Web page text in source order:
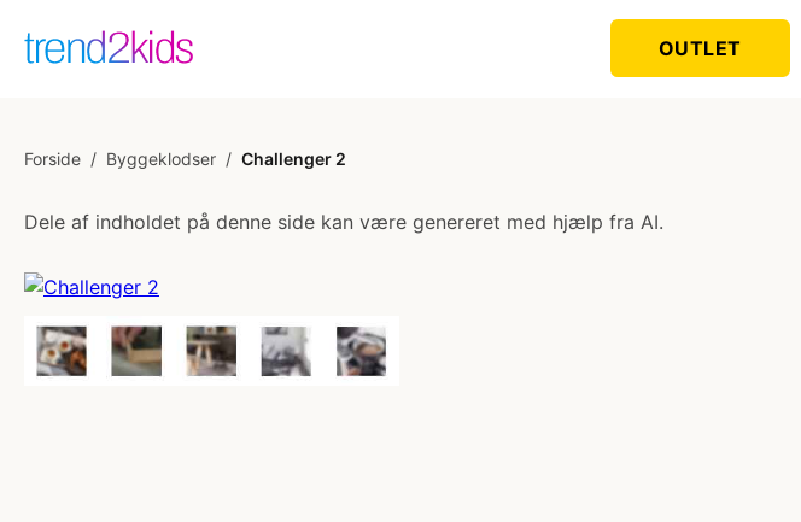
OUTLET
Forside / Byggeklodser / Challenger 2
Dele af indholdet på denne side kan være genereret med hjælp fra AI.